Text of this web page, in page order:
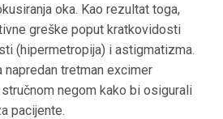
oka. Kao rezultat toga,
greške poput kratkovidosti
(hipermetropija) i astigmatizma.
napredan tretman excimer
negom kako bi osigurali
pacijente.